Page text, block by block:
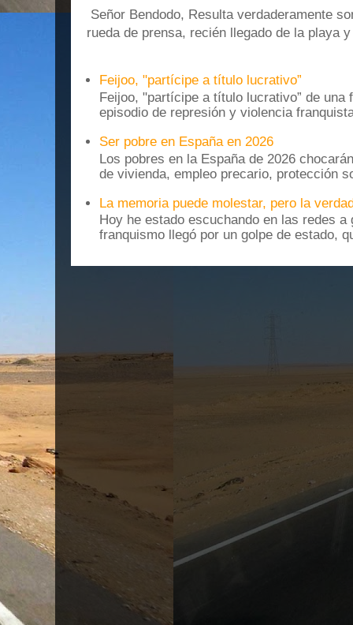
Señor Bendodo, Resulta verdaderamente
rueda de prensa, recién llegado de la playa
Feijoo, "partícipe a título lucrativo”
Feijoo, "partícipe a título lucrativo” de una
episodio de represión y violencia
Ser pobre en España en 2026
Los pobres en la España de 2026
de vivienda, empleo precario, protección
La memoria puede molestar, pero la
Hoy he estado escuchando en las redes
franquismo llegó por un golpe de estado,